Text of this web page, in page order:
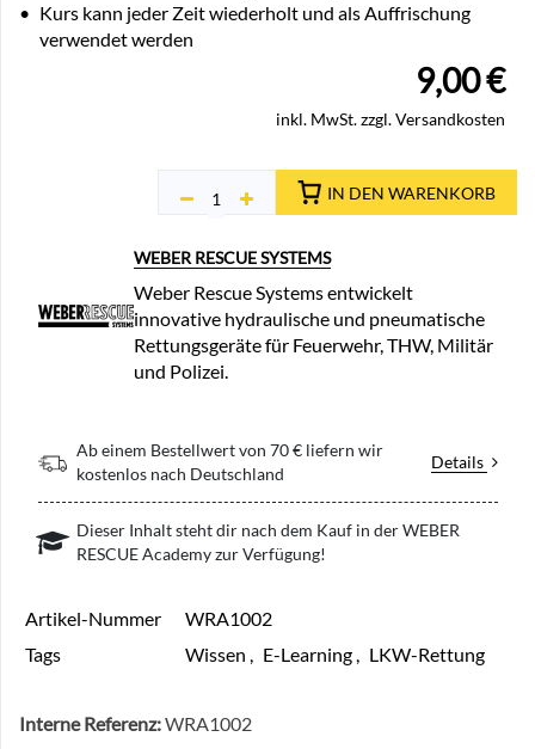
• Kurs kann jeder Zeit wiederholt und als Auffrischung
verwendet werden
9,00€
inkl. MwSt. zzgl. Versandkosten
IN DEN WARENKORB
WEBER RESCUE SYSTEMS
Weber Rescue Systems entwickelt
innovative hydraulische und pneumatische
Rettungsgeräte für Feuerwehr, THW, Militär
und Polizei.
Ab einem Bestellwert von 70 € liefern wir
kostenlos nach Deutschland
Details
Dieser Inhalt steht dir nach dem Kauf in der WEBER
RESCUE Academy zur Verfügung!
Artikel-Nummer
WRA1002
Tags
Wissen E-Learning, LKW-Rettung
Interne Referenz:WRA1002